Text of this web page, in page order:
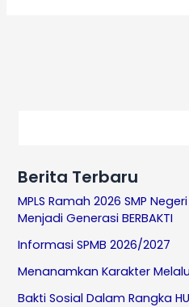
Berita Terbaru
MPLS Ramah 2026 SMP
Menjadi Generasi BERBAKTI
Informasi SPMB 2026/2027
Menanamkan Karakter
Bakti Sosial Dalam Rangka